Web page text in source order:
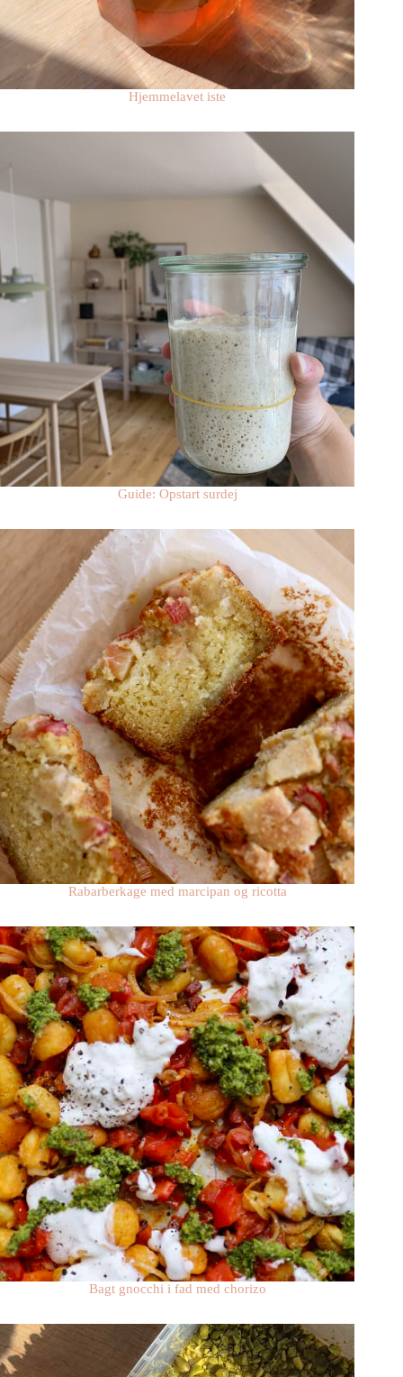
Hjemmelavet iste
Guide: Opstart surdej
Rabarberkage med marcipan og ricotta
Bagt gnocchi i fad med chorizo